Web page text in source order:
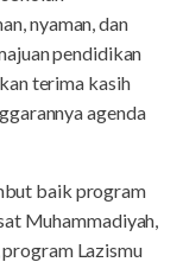
nyaman, dan
pendidikan
terima kasih
agenda
baik program
Muhammadiyah,
Lazismu